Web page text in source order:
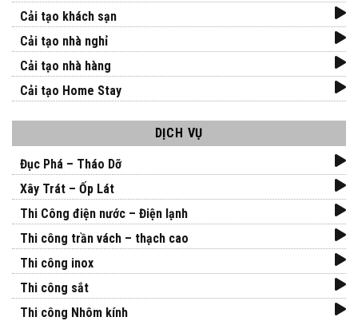
Cải tạo khách sạn
Cải tạo nhà nghỉ
Cải tạo nhà hàng
Cải tạo Home Stay
DỊCH VỤ
Đục Phá – Tháo Dỡ
Xây Trát – Ốp Lát
Thi Công điện nước – Điện lạnh
Thi công trần vách – thạch cao
Thi công inox
Thi công sắt
Thi công Nhôm kính